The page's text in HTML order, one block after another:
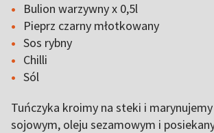
Bulion warzywny x 0,5l
Pieprz czarny młotkowany
Sos rybny
Chilli
Sól
Tuńczyka kroimy na steki i
sojowym, oleju sezamowym i